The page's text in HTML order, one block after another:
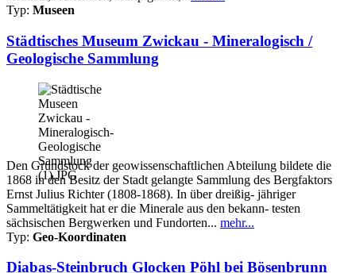
Typ: Museen
Städtisches Museum Zwickau - Mineralogisch /
Geologische Sammlung
Den Grundstock der geowissenschaftlichen Abteilung bildete die
1868 in den Besitz der Stadt gelangte Sammlung des Bergfaktors
Ernst Julius Richter (1808-1868). In über dreißig- jähriger
Sammeltätigkeit hat er die Minerale aus den bekann- testen
sächsischen Bergwerken und Fundorten... mehr...
Typ: Geo-Koordinaten
Diabas-Steinbruch Glocken Pöhl bei Bösenbrunn